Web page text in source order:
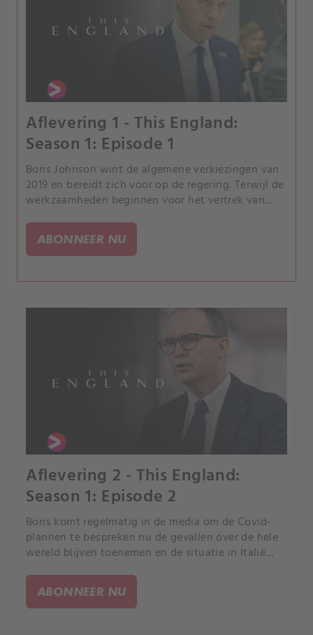
Aflevering 1 - This England:
Season 1: Episode 1
Boris Johnson wint de algemene verkiezingen van
2019 en bereidt zich voor op de regering. Terwijl de
werkzaamheden beginnen voor het vertrek van
wetenschappers de verspreiding van Covid-19 in de
wereld te volgen.
ABONNEER NU
Aflevering 2 - This England:
Season 1: Episode 2
Boris komt regelmatig in de media om de Covid-
plannen te bespreken nu de gevallen over de hele
wereld blijven toenemen en de situatie in Italië
lockdown.
ABONNEER NU